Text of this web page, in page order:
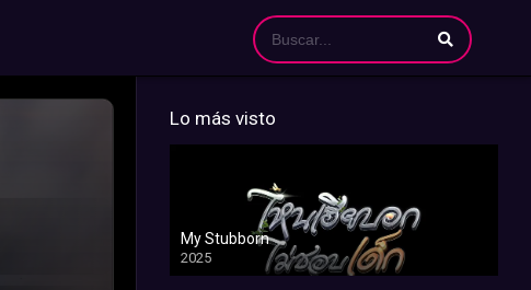
Lo más visto
My Stubborn
2025